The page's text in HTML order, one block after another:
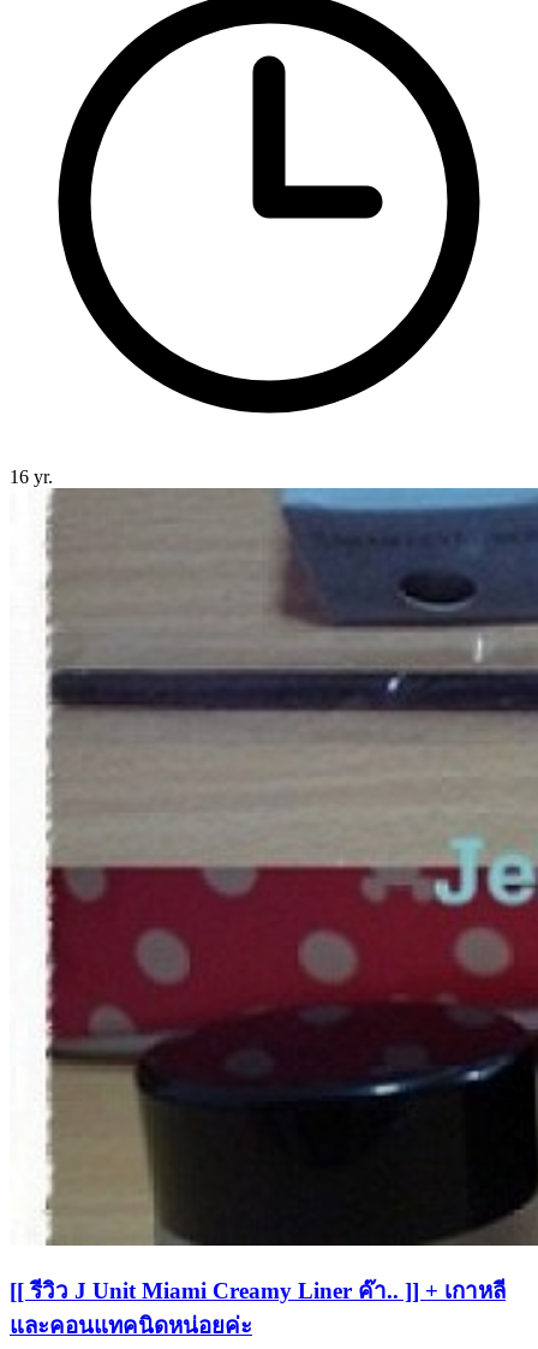
16 yr.
[[ รีวิว J Unit Miami Creamy Liner ค๊า.. ]] + เกาหลี
และคอนแทคนิดหน่อยค่ะ